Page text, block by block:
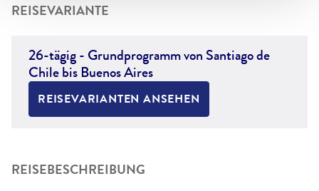
REISEVARIANTE
26-tägig - Grundprogramm von Santiago de
Chile bis Buenos Aires
REISEVARIANTEN ANSEHEN
REISEBESCHREIBUNG